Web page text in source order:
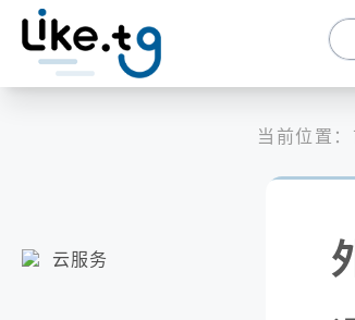
云服务
当前位置：